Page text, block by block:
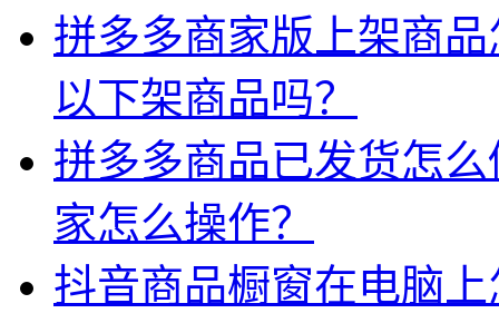
拼多多商家版上架商
以下架商品吗？
拼多多商品已发货怎
家怎么操作？
抖音商品橱窗在电脑